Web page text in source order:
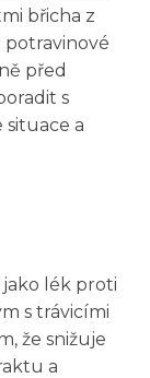
břicha z
před
s
situace a
lék proti
s trávicími
že snižuje
a